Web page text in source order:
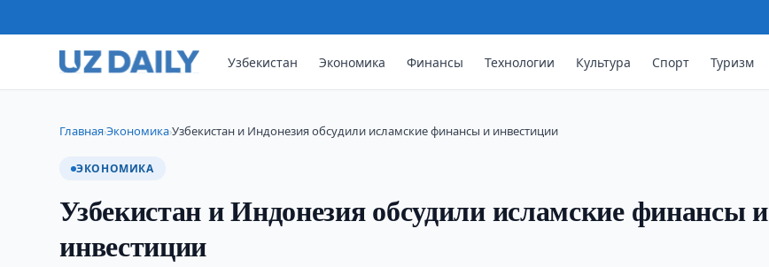
Узбекистан Экономика Финансы Технологии Культура Спорт Туризм
Главная›Экономика›Узбекистан и Индонезия обсудили исламские финансы и инвестиции
ЭКОНОМИКА
Узбекистан и Индонезия обсудили исламские финансы и
инвестиции